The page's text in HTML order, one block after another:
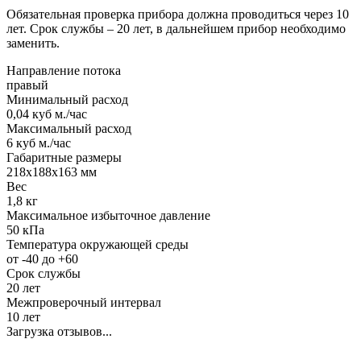
Обязательная проверка прибора должна проводиться через 10
лет. Срок службы – 20 лет, в дальнейшем прибор необходимо
заменить.
Направление потока
правый
Минимальный расход
0,04 куб м./час
Максимальный расход
6 куб м./час
Габаритные размеры
218х188х163 мм
Вес
1,8 кг
Максимальное избыточное давление
50 кПа
Температура окружающей среды
от -40 до +60
Срок службы
20 лет
Межпроверочный интервал
10 лет
Загрузка отзывов...